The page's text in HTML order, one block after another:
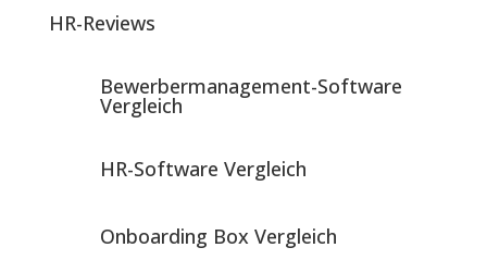
HR-Reviews
Bewerbermanagement-Software
Vergleich
HR-Software Vergleich
Onboarding Box Vergleich